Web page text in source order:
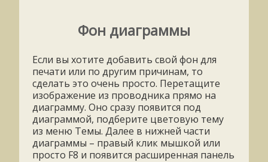
Фон диаграммы
Если вы хотите добавить свой фон для
печати или по другим причинам, то
сделать это очень просто. Перетащите
изображение из проводника прямо на
диаграмму. Оно сразу появится под
диаграммой, подберите цветовую тему
из меню Темы. Далее в нижней части
диаграммы – правый клик мышкой или
просто F8 и появится расширенная панель